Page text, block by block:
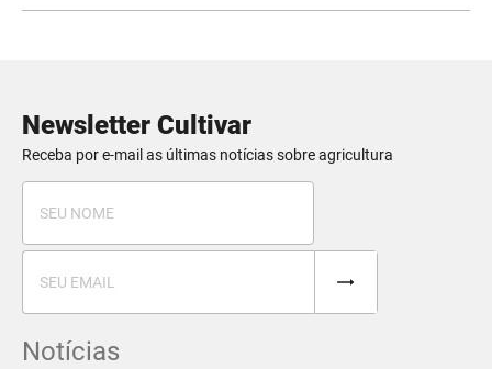
Newsletter Cultivar
Receba por e-mail as últimas notícias sobre agricultura
Notícias